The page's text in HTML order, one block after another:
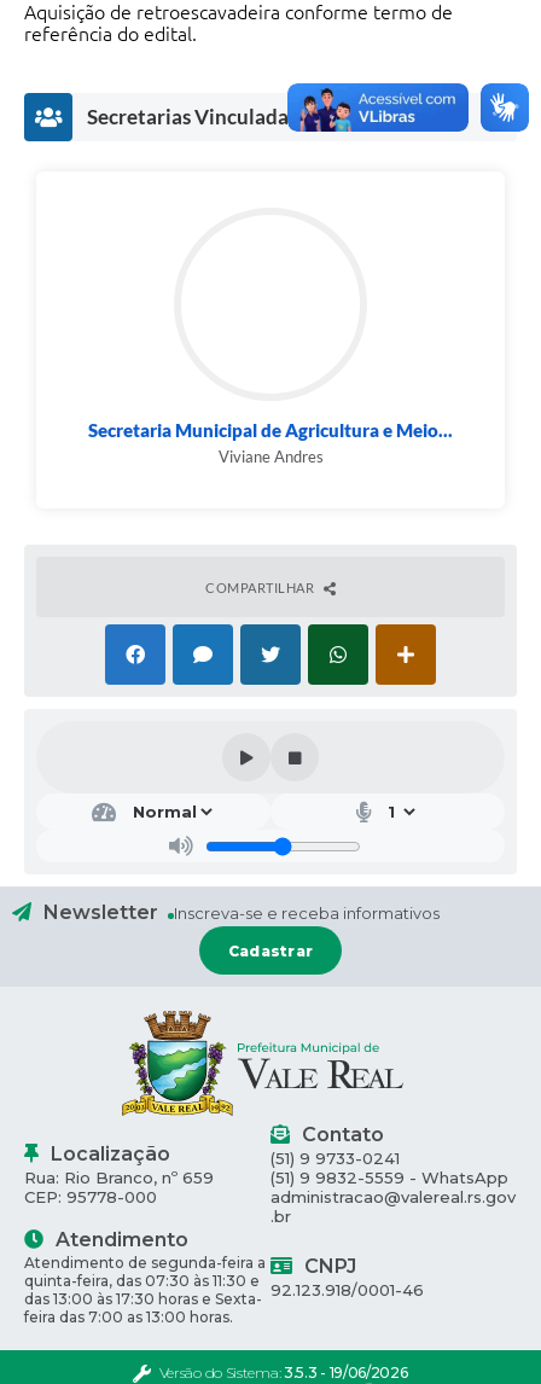
Aquisição de retroescavadeira conforme termo de
referência do edital.
Secretarias Vinculadas
Secretaria Municipal de Agricultura e Meio...
Viviane Andres
COMPARTILHAR
Newsletter Inscreva-se e receba informativos
Cadastrar
Localização
Rua: Rio Branco, nº 659
CEP: 95778-000
Contato
(51) 9 9733-0241
(51) 9 9832-5559 - WhatsApp
administracao@valereal.rs.gov
.br
Atendimento
Atendimento de segunda-feira a
quinta-feira, das 07:30 às 11:30 e
das 13:00 às 17:30 horas e Sexta-
feira das 7:00 as 13:00 horas.
CNPJ
92.123.918/0001-46
Versão do Sistema:3.5.3 - 19/06/2026